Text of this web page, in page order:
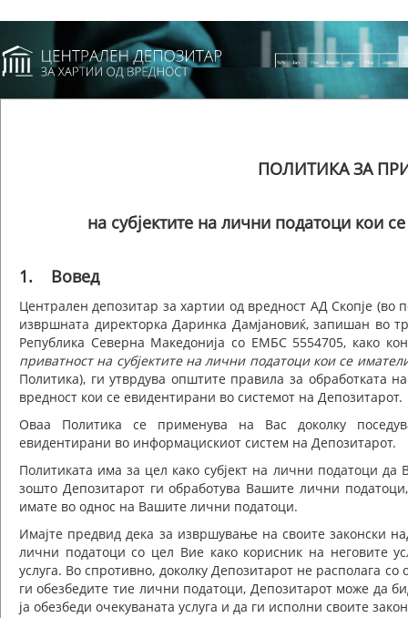
ПОЛИТИКА ЗА
на субјектите на лични податоци кои
1. Вовед
Централен депозитар за хартии од вредност АД Скопје (во
извршната директорка Даринка Дамјановиќ, запишан во
Република Северна Македонија со ЕМБС 5554705, како
приватност на субјектите на лични податоци кои се
Политика), ги утврдува општите правила за обработката
вредност кои се евидентирани во системот на Депозитарот.
Оваа Политика се применува на Вас доколку
евидентирани во информацискиот систем на Депозитарот.
Политиката има за цел како субјект на лични податоци
зошто Депозитарот ги обработува Вашите лични
имате во однос на Вашите лични податоци.
Имајте предвид дека за извршување на своите законски
лични податоци со цел Вие како корисник на неговите
услуга. Во спротивно, доколку Депозитарот не располага
ги обезбедите тие лични податоци, Депозитарот може да
ја обезбеди очекуваната услуга и да ги исполни своите